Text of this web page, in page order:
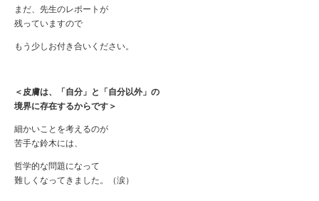
まだ、先生のレポートが
残っていますので
もう少しお付き合いください。
＜皮膚は、「自分」と「自分以外」の
境界に存在するからです＞
細かいことを考えるのが
苦手な鈴木には、
哲学的な問題になって
難しくなってきました。（涙）